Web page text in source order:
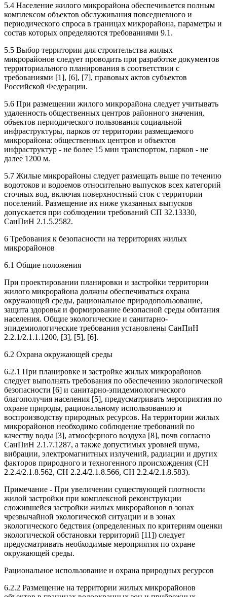
5.4 Население жилого микрорайона обеспечивается полным
комплексом объектов обслуживания повседневного и
периодического спроса в границах микрорайона, параметры и
состав которых определяются требованиями 9.1.
5.5 Выбор территории для строительства жилых
микрорайонов следует проводить при разработке документов
территориального планирования в соответствии с
требованиями [1], [6], [7], правовых актов субъектов
Российской Федерации.
5.6 При размещении жилого микрорайона следует учитывать
удаленность общественных центров районного значения,
объектов периодического пользования социальной
инфраструктуры, парков от территории размещаемого
микрорайона: общественных центров и объектов
инфраструктур - не более 15 мин транспортом, парков - не
далее 1200 м.
5.7 Жилые микрорайоны следует размещать выше по течению
водотоков и водоемов относительно выпусков всех категорий
сточных вод, включая поверхностный сток с территории
поселений. Размещение их ниже указанных выпусков
допускается при соблюдении требований СП 32.13330,
СанПиН 2.1.5.2582.
6 Требования к безопасности на территориях жилых
микрорайонов
6.1 Общие положения
При проектировании планировки и застройки территории
жилого микрорайона должны обеспечиваться охрана
окружающей среды, рациональное природопользование,
защита здоровья и формирование безопасной среды обитания
населения. Общие экологические и санитарно-
эпидемиологические требования установлены СанПиН
2.2.1/2.1.1.1200, [3], [5], [6].
6.2 Охрана окружающей среды
6.2.1 При планировке и застройке жилых микрорайонов
следует выполнять требования по обеспечению экологической
безопасности [6] и санитарно-эпидемиологического
благополучия населения [5], предусматривать мероприятия по
охране природы, рациональному использованию и
воспроизводству природных ресурсов. На территории жилых
микрорайонов необходимо соблюдение требований по
качеству воды [3], атмосферного воздуха [8], почв согласно
СанПиН 2.1.7.1287, а также допустимых уровней шума,
вибрации, электромагнитных излучений, радиации и других
факторов природного и техногенного происхождения (СН
2.2.4/2.1.8.562, СН 2.2.4/2.1.8.566, СН 2.2.4/2.1.8.583).
Примечание - При увеличении существующей плотности
жилой застройки при комплексной реконструкции
сложившейся застройки жилых микрорайонов в зонах
чрезвычайной экологической ситуации и в зонах
экологического бедствия (определенных по критериям оценки
экологической обстановки территорий [11]) следует
предусматривать необходимые мероприятия по охране
окружающей среды.
Рациональное использование и охрана природных ресурсов
6.2.2 Размещение на территории жилых микрорайонов